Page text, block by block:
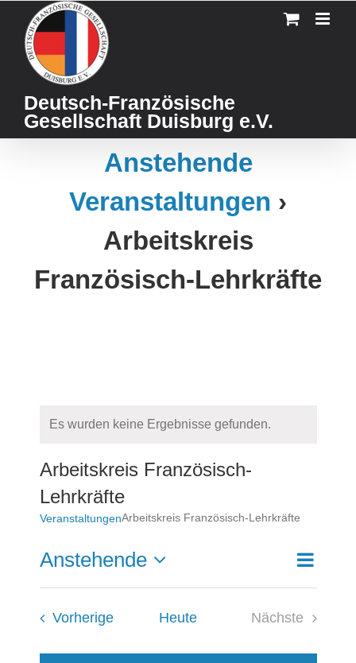
content
Deutsch-Französische
Gesellschaft Duisburg e.V.
Anstehende
Veranstaltungen ›
Arbeitskreis
Französisch-Lehrkräfte
Hinweis
Es wurden keine Ergebnisse gefunden.
Arbeitskreis Französisch-
Lehrkräfte
VeranstaltungenArbeitskreis Französisch-Lehrkräfte
Such-
und
Suche
Liste
Anstehende
Datum
VorherigeVeranstaltungen
Heute
Nächste